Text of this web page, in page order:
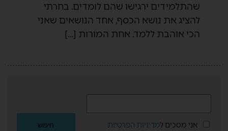
שהתלמידים ירגישו שהם לומדים. בחרתי
להציג את נושא הכסף, אחד הנושאים שאני
הכי אוהבת ללמד. אחת המורות […]
אני מסכים למדיניות הפרטיות